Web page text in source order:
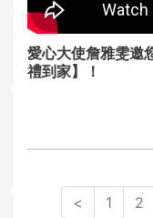
愛心大使詹雅雯邀
禮到家】！
< 1 2